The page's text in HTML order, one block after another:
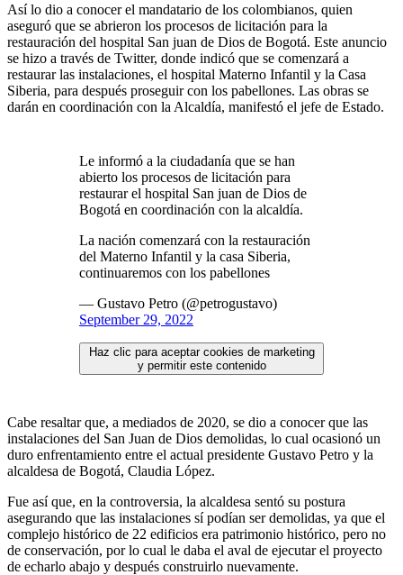
Así lo dio a conocer el mandatario de los colombianos, quien
aseguró que se abrieron los procesos de licitación para la
restauración del hospital San juan de Dios de Bogotá. Este anuncio
se hizo a través de Twitter, donde indicó que se comenzará a
restaurar las instalaciones, el hospital Materno Infantil y la Casa
Siberia, para después proseguir con los pabellones. Las obras se
darán en coordinación con la Alcaldía, manifestó el jefe de Estado.
Le informó a la ciudadanía que se han
abierto los procesos de licitación para
restaurar el hospital San juan de Dios de
Bogotá en coordinación con la alcaldía.
La nación comenzará con la restauración
del Materno Infantil y la casa Siberia,
continuaremos con los pabellones
— Gustavo Petro (@petrogustavo)
September 29, 2022
Haz clic para aceptar cookies de marketing
y permitir este contenido
Cabe resaltar que, a mediados de 2020, se dio a conocer que las
instalaciones del San Juan de Dios demolidas, lo cual ocasionó un
duro enfrentamiento entre el actual presidente Gustavo Petro y la
alcaldesa de Bogotá, Claudia López.
Fue así que, en la controversia, la alcaldesa sentó su postura
asegurando que las instalaciones sí podían ser demolidas, ya que el
complejo histórico de 22 edificios era patrimonio histórico, pero no
de conservación, por lo cual le daba el aval de ejecutar el proyecto
de echarlo abajo y después construirlo nuevamente.